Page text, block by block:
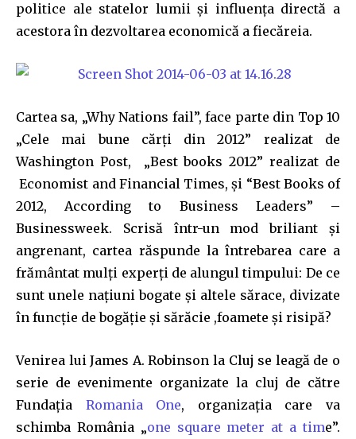
politice ale statelor lumii și influența directă a
acestora în dezvoltarea economică a fiecăreia.
Cartea sa, „Why Nations fail”, face parte din Top 10
„Cele mai bune cărți din 2012” realizat de
Washington Post, „Best books 2012” realizat de
Economist and Financial Times, și “Best Books of
2012, According to Business Leaders” –
Businessweek. Scrisă într-un mod briliant și
angrenant, cartea răspunde la întrebarea care a
frământat mulți experți de alungul timpului: De ce
sunt unele națiuni bogate și altele sărace, divizate
în funcție de bogăție și sărăcie ,foamete și risipă?
Venirea lui James A. Robinson la Cluj se leagă de o
serie de evenimente organizate la cluj de către
Fundația Romania One, organizația care va
schimba România „one square meter at a time”.